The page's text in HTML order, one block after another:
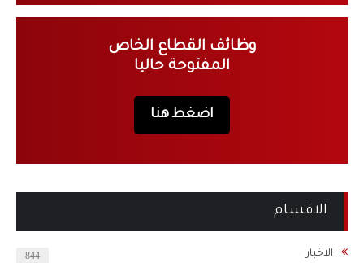
وظائف القطاع الخاص
المفتوحة حاليا
اضغط هنا
الاقسام
الاخبار 844